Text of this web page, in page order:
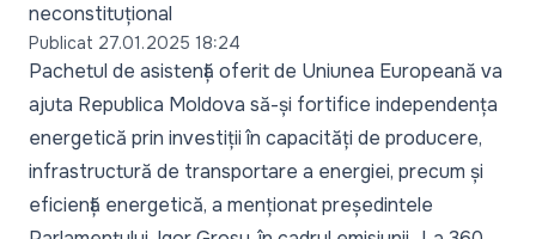
neconstituțional
Publicat 27.01.2025 18:24
Pachetul de asistență oferit de Uniunea Europeană va
ajuta Republica Moldova să-și fortifice independența
energetică prin investiții în capacități de producere,
infrastructură de transportare a energiei, precum și
eficiență energetică, a menționat președintele